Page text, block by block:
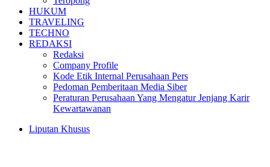
HUKUM
TRAVELING
TECHNO
REDAKSI
Redaksi
Company Profile
Kode Etik Internal Perusahaan Pers
Pedoman Pemberitaan Media Siber
Peraturan Perusahaan Yang Mengatur Jenjang Karir
Kewartawanan
Liputan Khusus